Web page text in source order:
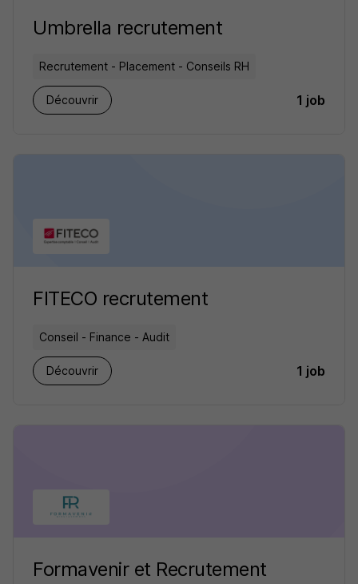
Umbrella recrutement
Recrutement - Placement - Conseils RH
Découvrir 1 job
FITECO recrutement
Conseil - Finance - Audit
Découvrir 1 job
Formavenir et Recrutement